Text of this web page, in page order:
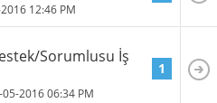
12:46 PM
Sorumlusu İş
05-201606:34 PM
1